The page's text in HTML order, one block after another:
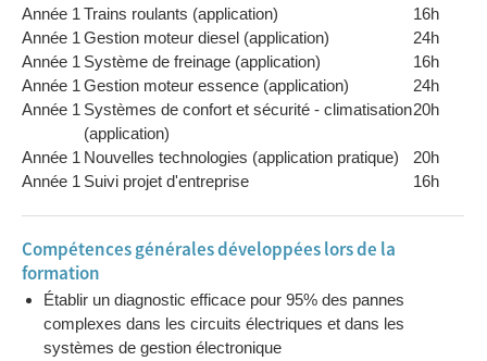
Année 1 Trains roulants (application)
16h
Année 1 Gestion moteur diesel (application)
24h
Année 1 Système de freinage (application)
16h
Année 1 Gestion moteur essence (application)
24h
Année 1 Systèmes de confort et sécurité - climatisation
(application)
20h
Année 1 Nouvelles technologies (application pratique)
20h
Année 1 Suivi projet d'entreprise 16h
Compétences générales développées lors de la
formation
Établir un diagnostic efficace pour 95% des pannes
complexes dans les circuits électriques et dans les
systèmes de gestion électronique